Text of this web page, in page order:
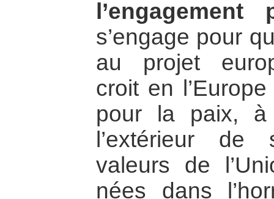
l’engagement
s’engage pour
au projet
croit en
pour la paix, à
l’extérieur de
valeurs de
nées dans